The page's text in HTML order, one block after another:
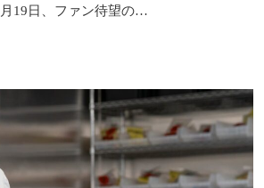
19日、ファン待望の…